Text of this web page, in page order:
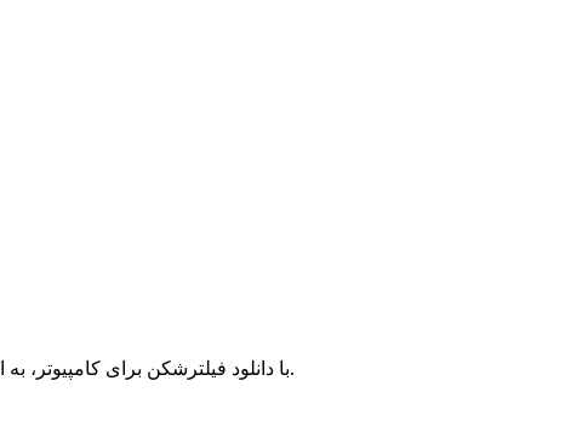
با دانلود فیلترشکن برای کامپیوتر، به اینترنتی امن و بدون محدودیت دسترسی پیدا کنید.